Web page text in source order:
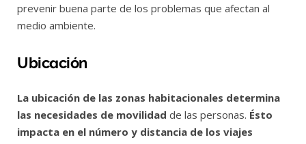
prevenir buena parte de los problemas que afectan al
medio ambiente.
Ubicación
La ubicación de las zonas habitacionales determina
las necesidades de movilidad de las personas. Ésto
impacta en el número y distancia de los viajes